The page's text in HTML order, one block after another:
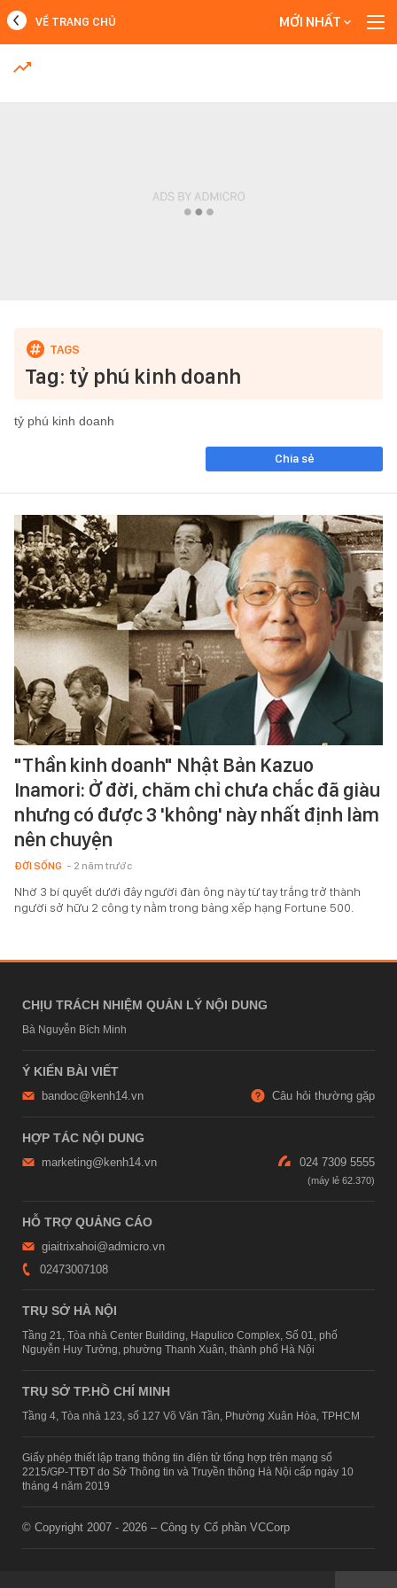
MỚI NHẤT
VỀ TRANG CHỦ MỚI NHẤT
Tag: tỷ phú kinh doanh
tỷ phú kinh doanh
Chia sẻ
"Thần kinh doanh" Nhật Bản Kazuo
Inamori: Ở đời, chăm chỉ chưa chắc đã giàu
nhưng có được 3 'không' này nhất định làm
nên chuyện
ĐỜI SỐNG - 2 năm trước
Nhờ 3 bí quyết dưới đây người đàn ông này từ tay trắng trở thành
người sở hữu 2 công ty nằm trong bảng xếp hạng Fortune 500.
CHỊU TRÁCH NHIỆM QUẢN LÝ NỘI DUNG
Bà Nguyễn Bích Minh
Ý KIẾN BÀI VIẾT
bandoc@kenh14.vn Câu hỏi thường gặp
HỢP TÁC NỘI DUNG
marketing@kenh14.vn 024 7309 5555
HỖ TRỢ QUẢNG CÁO
giaitrixahoi@admicro.vn
02473007108
TRỤ SỞ HÀ NỘI
Tầng 21, Tòa nhà Center Building, Hapulico Complex, Số 01, phố
Nguyễn Huy Tưởng, phường Thanh Xuân, thành phố Hà Nội
TRỤ SỞ TP.HỒ CHÍ MINH
Tầng 4, Tòa nhà 123, số 127 Võ Văn Tần, Phường Xuân Hòa, TPHCM
Giấy phép thiết lập trang thông tin điện tử tổng hợp trên mạng số
2215/GP-TTĐT do Sở Thông tin và Truyền thông Hà Nội cấp ngày 10
tháng 4 năm 2019
© Copyright 2007 - 2026 – Công ty Cổ phần VCCorp